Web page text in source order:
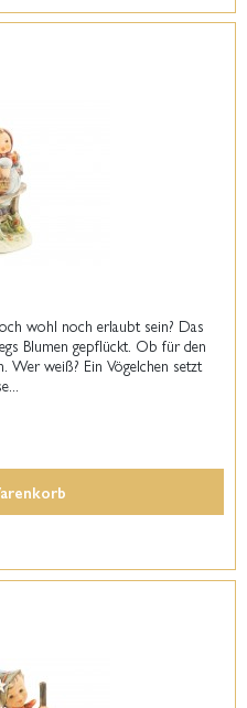
wohl noch erlaubt sein? Das
Blumen gepflückt. Ob für den
Wer weiß? Ein Vögelchen setzt